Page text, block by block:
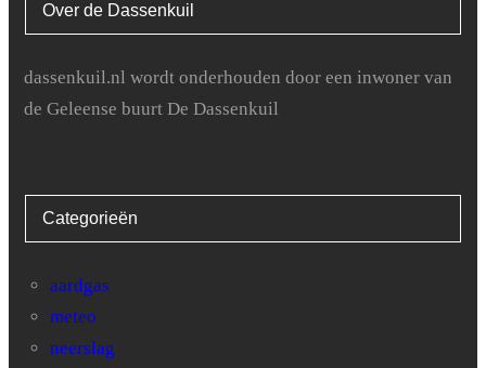
Over de Dassenkuil
dassenkuil.nl wordt onderhouden door een inwoner van
de Geleense buurt De Dassenkuil
Categorieën
aardgas
meteo
neerslag